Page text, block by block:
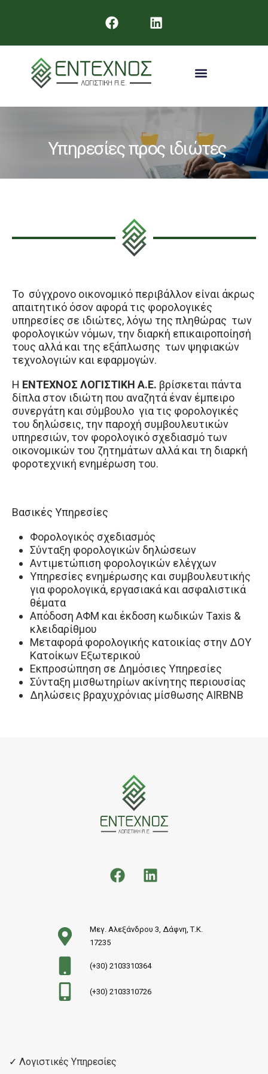
Υπηρεσίες προς ιδιώτες
Το σύγχρονο οικονομικό περιβάλλον είναι άκρως
απαιτητικό όσον αφορά τις φορολογικές
υπηρεσίες σε ιδιώτες, λόγω της πληθώρας των
φορολογικών νόμων, την διαρκή επικαιροποίησή
τους αλλά και της εξάπλωσης των ψηφιακών
τεχνολογιών και εφαρμογών.
Η ΕΝΤΕΧΝΟΣ ΛΟΓΙΣΤΙΚΗ Α.Ε. βρίσκεται πάντα
δίπλα στον ιδιώτη που αναζητά έναν έμπειρο
συνεργάτη και σύμβουλο για τις φορολογικές
του δηλώσεις, την παροχή συμβουλευτικών
υπηρεσιών, τον φορολογικό σχεδιασμό των
οικονομικών του ζητημάτων αλλά και τη διαρκή
φοροτεχνική ενημέρωση του.
Βασικές Υπηρεσίες
Φορολογικός σχεδιασμός
Σύνταξη φορολογικών δηλώσεων
Αντιμετώπιση φορολογικών ελέγχων
Υπηρεσίες ενημέρωσης και συμβουλευτικής
για φορολογικά, εργασιακά και ασφαλιστικά
θέματα
Απόδοση ΑΦΜ και έκδοση κωδικών Τaxis &
κλειδαρίθμου
Μεταφορά φορολογικής κατοικίας στην ΔΟΥ
Κατοίκων Εξωτερικού
Εκπροσώπηση σε Δημόσιες Υπηρεσίες
Σύνταξη μισθωτηρίων ακίνητης περιουσίας
Δηλώσεις βραχυχρόνιας μίσθωσης AIRBNB
Μεγ. Αλεξάνδρου 3, Δάφνη, Τ.Κ.
17235
(+30) 2103310364
(+30) 2103310726
✓ Λογιστικές Υπηρεσίες